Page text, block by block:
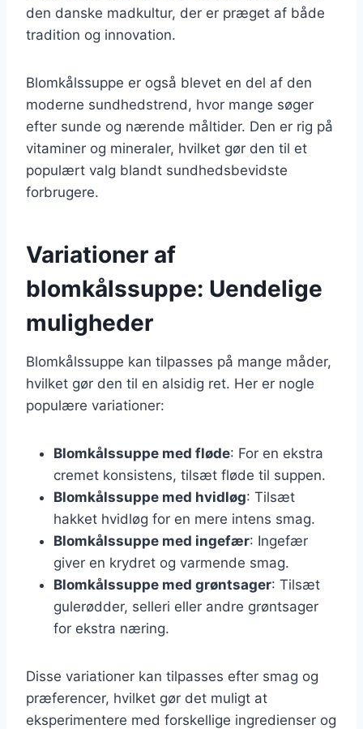
den danske madkultur, der er præget af både
tradition og innovation.
Blomkålssuppe er også blevet en del af den
moderne sundhedstrend, hvor mange søger
efter sunde og nærende måltider. Den er rig på
vitaminer og mineraler, hvilket gør den til et
populært valg blandt sundhedsbevidste
forbrugere.
Variationer af
blomkålssuppe: Uendelige
muligheder
Blomkålssuppe kan tilpasses på mange måder,
hvilket gør den til en alsidig ret. Her er nogle
populære variationer:
Blomkålssuppe med fløde: For en ekstra
cremet konsistens, tilsæt fløde til suppen.
Blomkålssuppe med hvidløg: Tilsæt
hakket hvidløg for en mere intens smag.
Blomkålssuppe med ingefær: Ingefær
giver en krydret og varmende smag.
Blomkålssuppe med grøntsager: Tilsæt
gulerødder, selleri eller andre grøntsager
for ekstra næring.
Disse variationer kan tilpasses efter smag og
præferencer, hvilket gør det muligt at
eksperimentere med forskellige ingredienser og